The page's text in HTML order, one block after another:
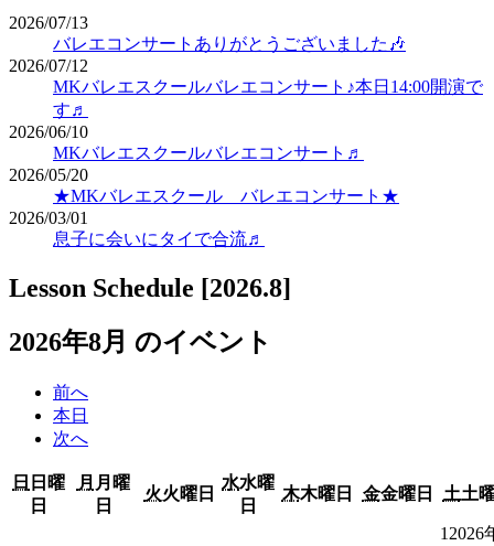
2026/07/13
バレエコンサートありがとうございました🎶
2026/07/12
MKバレエスクールバレエコンサート♪本日14:00開演で
す♬
2026/06/10
MKバレエスクールバレエコンサート♬
2026/05/20
★MKバレエスクール バレエコンサート★
2026/03/01
息子に会いにタイで合流♬
Lesson Schedule [2026.8]
2026年8月 のイベント
前へ
本日
次へ
日 日曜
日
月 月曜
日
火火曜日
水水曜
日
木木曜日 金金曜日 土土
1 2026